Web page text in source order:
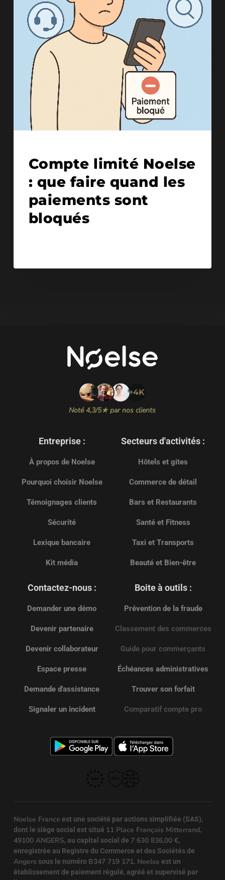
Compte limité Noelse
: que faire quand les
paiements sont
bloqués
+4K
Noté 4,3/5★ par nos clients
Entreprise :
À propos de Noelse
Pourquoi choisir Noelse
Témoignages clients
Sécurité
Lexique bancaire
Kit média
Secteurs d'activités :
Hôtels et gites
Commerce de détail
Bars et Restaurants
Santé et Fitness
Taxi et Transports
Beauté et Bien-être
Contactez-nous :
Demander une démo
Devenir partenaire
Devenir collaborateur
Espace presse
Demande d'assistance
Signaler un incident
Boite à outils :
Prévention de la fraude
Classement des commerces
Guide pour commerçants
Échéances administratives
Trouver son forfait
Comparatif compte pro
Noelse France est une société par actions simplifiée (SAS),
dont le siège social est situé 11 Place François Mitterrand,
49100 ANGERS, au capital social de 7 630 836,00 €,
enregistrée au Registre du Commerce et des Sociétés de
Angers sous le numéro B347 719 171. Noelse est un
établissement de paiement régulé, agréé et supervisé par